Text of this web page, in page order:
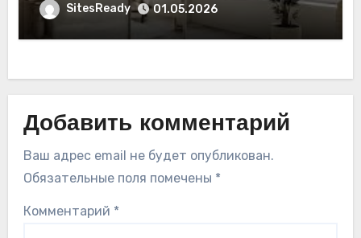
SitesReady 01.05.2026
Добавить комментарий
Ваш адрес email не будет опубликован.
Обязательные поля помечены *
Комментарий *